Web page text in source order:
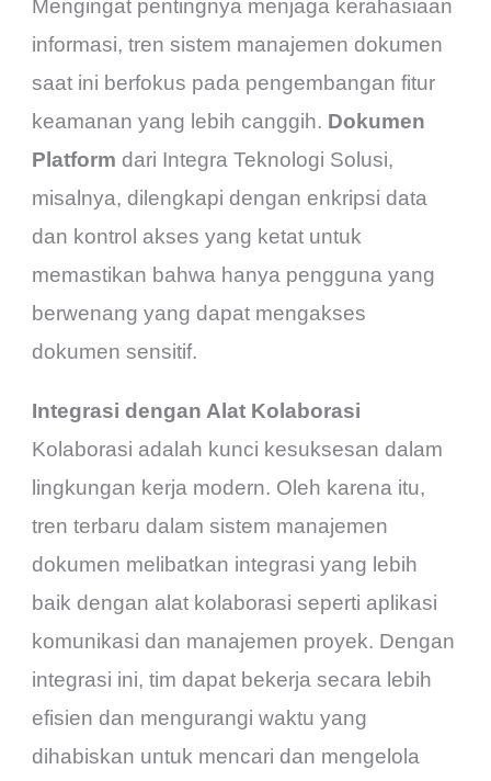
Mengingat pentingnya menjaga kerahasiaan
informasi, tren sistem manajemen dokumen
saat ini berfokus pada pengembangan fitur
keamanan yang lebih canggih. Dokumen
Platform dari Integra Teknologi Solusi,
misalnya, dilengkapi dengan enkripsi data
dan kontrol akses yang ketat untuk
memastikan bahwa hanya pengguna yang
berwenang yang dapat mengakses
dokumen sensitif.
Integrasi dengan Alat Kolaborasi
Kolaborasi adalah kunci kesuksesan dalam
lingkungan kerja modern. Oleh karena itu,
tren terbaru dalam sistem manajemen
dokumen melibatkan integrasi yang lebih
baik dengan alat kolaborasi seperti aplikasi
komunikasi dan manajemen proyek. Dengan
integrasi ini, tim dapat bekerja secara lebih
efisien dan mengurangi waktu yang
dihabiskan untuk mencari dan mengelola